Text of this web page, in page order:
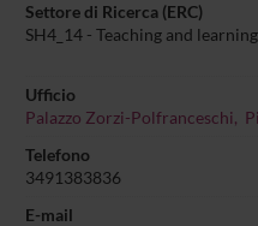
Settore di Ricerca (ERC)
SH4_14 - Teaching and learning
Ufficio
Palazzo Zorzi-Polfranceschi,
Telefono
3491383836
E-mail